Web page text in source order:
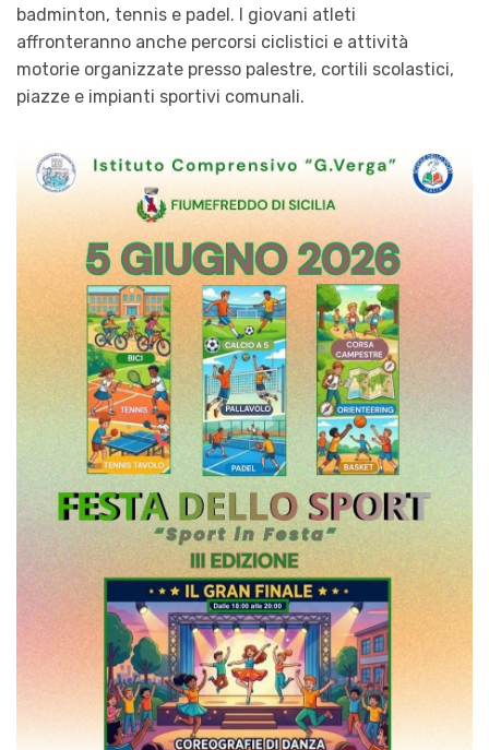
badminton, tennis e padel. I giovani atleti
affronteranno anche percorsi ciclistici e attività
motorie organizzate presso palestre, cortili scolastici,
piazze e impianti sportivi comunali.